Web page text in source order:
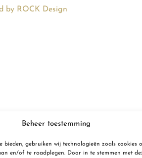
Beheer toestemming
bieden, gebruiken wij technologieën zoals cookies
en/of te raadplegen. Door in te stemmen met
by ROCK Design